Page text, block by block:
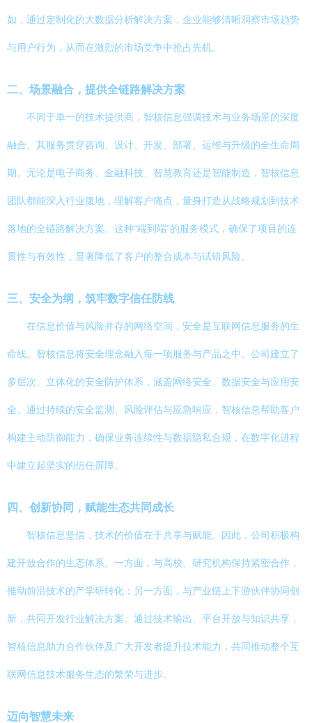
如，通过定制化的大数据分析解决方案，企业能够清晰洞察市场趋势
与用户行为，从而在激烈的市场竞争中抢占先机。
二、场景融合，提供全链路解决方案
不同于单一的技术提供商，智核信息强调技术与业务场景的深度
融合。其服务贯穿咨询、设计、开发、部署、运维与升级的全生命周
期。无论是电子商务、金融科技、智慧教育还是智能制造，智核信息
团队都能深入行业腹地，理解客户痛点，量身打造从战略规划到技术
落地的全链路解决方案。这种“端到端”的服务模式，确保了项目的连
贯性与有效性，显著降低了客户的整合成本与试错风险。
三、安全为纲，筑牢数字信任防线
在信息价值与风险并存的网络空间，安全是互联网信息服务的生
命线。智核信息将安全理念融入每一项服务与产品之中。公司建立了
多层次、立体化的安全防护体系，涵盖网络安全、数据安全与应用安
全。通过持续的安全监测、风险评估与应急响应，智核信息帮助客户
构建主动防御能力，确保业务连续性与数据隐私合规，在数字化进程
中建立起坚实的信任屏障。
四、创新协同，赋能生态共同成长
智核信息坚信，技术的价值在于共享与赋能。因此，公司积极构
建开放合作的生态体系。一方面，与高校、研究机构保持紧密合作，
推动前沿技术的产学研转化；另一方面，与产业链上下游伙伴协同创
新，共同开发行业解决方案。通过技术输出、平台开放与知识共享，
智核信息助力合作伙伴及广大开发者提升技术能力，共同推动整个互
联网信息技术服务生态的繁荣与进步。
迈向智慧未来